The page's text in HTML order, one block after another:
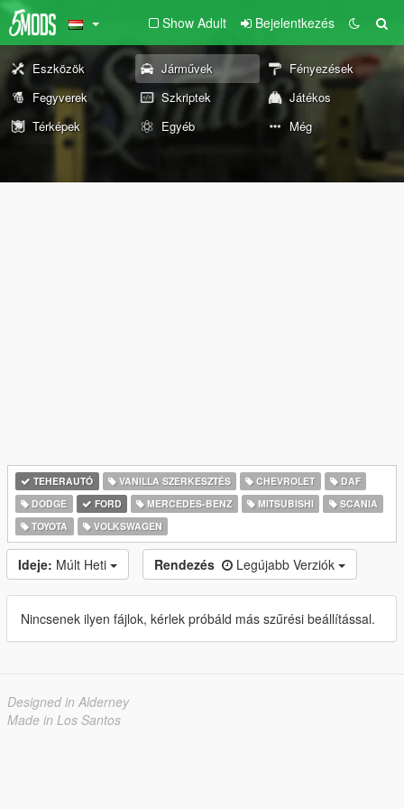
Show Adult Bejelentkezés
Eszközök Járművek
Fényezések
Fegyverek
Szkriptek
Játékos
Térképek
Egyéb Még
TEHERAUTÓ VANILLA SZERKESZTÉS CHEVROLET
DAF
DODGE
FORD MERCEDES-BENZ MITSUBISHI
SCANIA
TOYOTA
VOLKSWAGEN
Ideje: Múlt Heti Rendezés Legújabb Verziók
Nincsenek ilyen fájlok, kérlek próbáld más szűrési beállítással.
Designed in Alderney
Made in Los Santos